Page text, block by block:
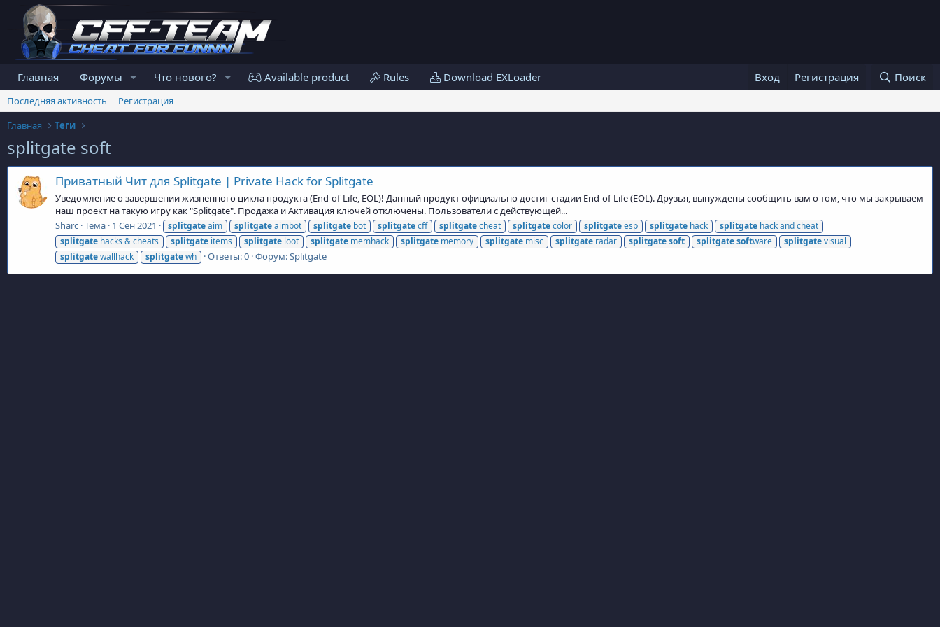
Главная Форумы Что нового? Available product Rules Download EXLoader Вход Регистрация Поиск
Последняя активность
Регистрация
Главная
Теги
splitgate soft
Приватный Чит для Splitgate | Private Hack for Splitgate
Уведомление о завершении жизненного цикла продукта (End-of-Life, EOL)! Данный продукт официально достиг стадии End-of-Life (EOL). Друзья, вынуждены сообщить вам о том, что мы закрываем
наш проект на такую игру как "Splitgate". Продажа и Активация ключей отключены. Пользователи с действующей...
Sharc Тема 1 Сен 2021 splitgateaim splitgateaimbot splitgate bot splitgatecff splitgatecheat splitgatecolor splitgateesp splitgate hack splitgate hack and cheat
splitgate hacks & cheats splitgate items splitgate loot splitgate memhack splitgate memory splitgate misc splitgate radar splitgatesoft splitgatesoftware splitgatevisual
splitgatewallhack splitgatewh Ответы: 0 Форум:Splitgate